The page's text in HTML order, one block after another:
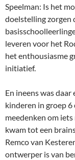
Speelman: Is het
doelstelling zorgen
leveren voor het
het enthousiasme
initiatief.
En ineens was
kinderen in groep 6
meedenken om
kwam tot een
Remco van
ontwerper is van